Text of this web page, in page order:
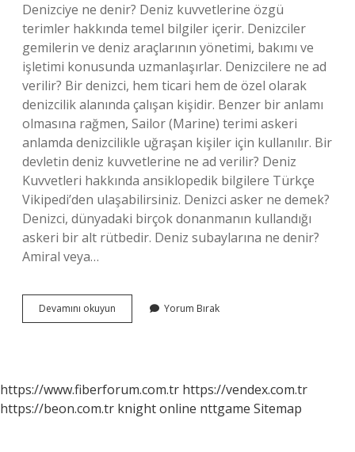
Denizciye ne denir? Deniz kuvvetlerine özgü
terimler hakkında temel bilgiler içerir. Denizciler
gemilerin ve deniz araçlarının yönetimi, bakımı ve
işletimi konusunda uzmanlaşırlar. Denizcilere ne ad
verilir? Bir denizci, hem ticari hem de özel olarak
denizcilik alanında çalışan kişidir. Benzer bir anlamı
olmasına rağmen, Sailor (Marine) terimi askeri
anlamda denizcilikle uğraşan kişiler için kullanılır. Bir
devletin deniz kuvvetlerine ne ad verilir? Deniz
Kuvvetleri hakkında ansiklopedik bilgilere Türkçe
Vikipedi’den ulaşabilirsiniz. Denizci asker ne demek?
Denizci, dünyadaki birçok donanmanın kullandığı
askeri bir alt rütbedir. Deniz subaylarına ne denir?
Amiral veya…
Devamını okuyun
Kuvvetlerine
Yorum Bırak
https://www.fiberforum.com.tr https://vendex.com.tr
https://beon.com.tr knight online nttgame Sitemap